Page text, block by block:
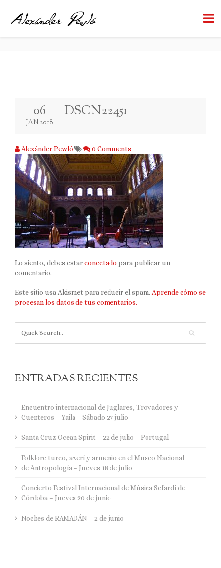
DSCN22451 BACK TO BLOG
06
JAN 2018
DSCN22451
Alexánder Pewló 0 Comments
Lo siento, debes estarconectado para publicar un
comentario.
Este sitio usa Akismet para reducir el spam. Aprende cómo se
procesan los datos de tus comentarios.
ENTRADAS RECIENTES
Encuentro internacional de Juglares, Trovadores y
Cuenteros – Yaila – Sábado 27 julio
Santa Cruz Ocean Spirit – 22 de julio – Portugal
Folklore turco, azerí y armenio en el Museo Nacional
de Antropología – Jueves 18 de julio
Concierto Festival Internacional de Música Sefardí de
Córdoba – Jueves 20 de junio
Noches de RAMADÁN – 2 de junio